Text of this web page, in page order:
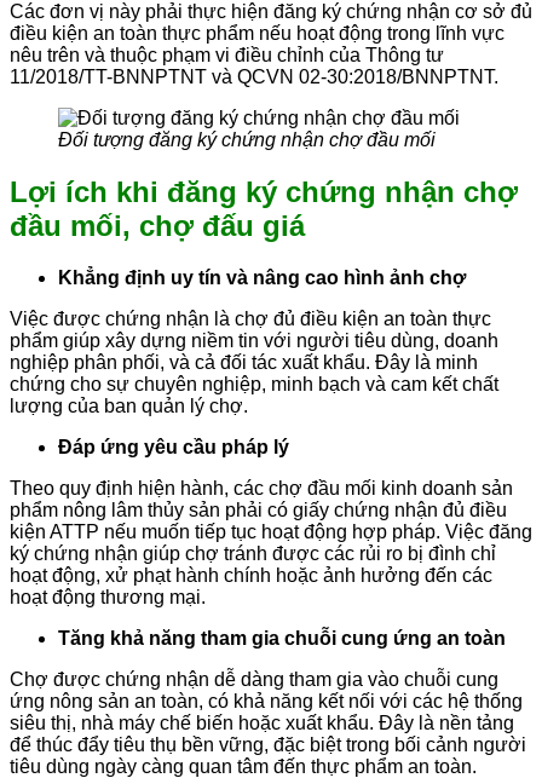
Các đơn vị này phải thực hiện đăng ký chứng nhận cơ sở đủ
điều kiện an toàn thực phẩm nếu hoạt động trong lĩnh vực
nêu trên và thuộc phạm vi điều chỉnh của Thông tư
11/2018/TT-BNNPTNT và QCVN 02-30:2018/BNNPTNT.
Đối tượng đăng ký chứng nhận chợ đầu mối
Lợi ích khi đăng ký chứng nhận chợ
đầu mối, chợ đấu giá
Khẳng định uy tín và nâng cao hình ảnh chợ
Việc được chứng nhận là chợ đủ điều kiện an toàn thực
phẩm giúp xây dựng niềm tin với người tiêu dùng, doanh
nghiệp phân phối, và cả đối tác xuất khẩu. Đây là minh
chứng cho sự chuyên nghiệp, minh bạch và cam kết chất
lượng của ban quản lý chợ.
Đáp ứng yêu cầu pháp lý
Theo quy định hiện hành, các chợ đầu mối kinh doanh sản
phẩm nông lâm thủy sản phải có giấy chứng nhận đủ điều
kiện ATTP nếu muốn tiếp tục hoạt động hợp pháp. Việc đăng
ký chứng nhận giúp chợ tránh được các rủi ro bị đình chỉ
hoạt động, xử phạt hành chính hoặc ảnh hưởng đến các
hoạt động thương mại.
Tăng khả năng tham gia chuỗi cung ứng an toàn
Chợ được chứng nhận dễ dàng tham gia vào chuỗi cung
ứng nông sản an toàn, có khả năng kết nối với các hệ thống
siêu thị, nhà máy chế biến hoặc xuất khẩu. Đây là nền tảng
để thúc đẩy tiêu thụ bền vững, đặc biệt trong bối cảnh người
tiêu dùng ngày càng quan tâm đến thực phẩm an toàn.